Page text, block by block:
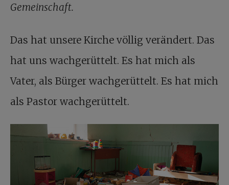
Gemeinschaft.
Das hat unsere Kirche völlig verändert. Das
hat uns wachgerüttelt. Es hat mich als
Vater, als Bürger wachgerüttelt. Es hat mich
als Pastor wachgerüttelt.